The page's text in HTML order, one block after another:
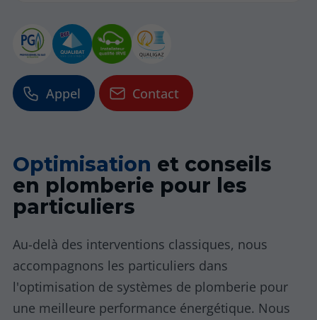
Appel Contact
Optimisation et conseils
en plomberie pour les
particuliers
Au-delà des interventions classiques, nous
accompagnons les particuliers dans
l'optimisation de systèmes de plomberie pour
une meilleure performance énergétique. Nous